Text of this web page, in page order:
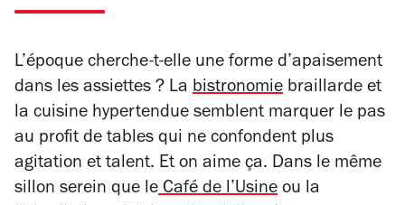
L’époque cherche-t-elle une forme d’apaisement
dans les assiettes ? La bistronomie braillarde et
la cuisine hypertendue semblent marquer le pas
au profit de tables qui ne confondent plus
agitation et talent. Et on aime ça. Dans le même
sillon serein que leCafé de l’Usine ou la